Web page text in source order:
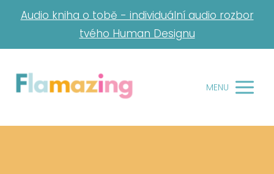
Audio kniha o tobě - individuální audio rozbor
tvého Human Designu
MENU